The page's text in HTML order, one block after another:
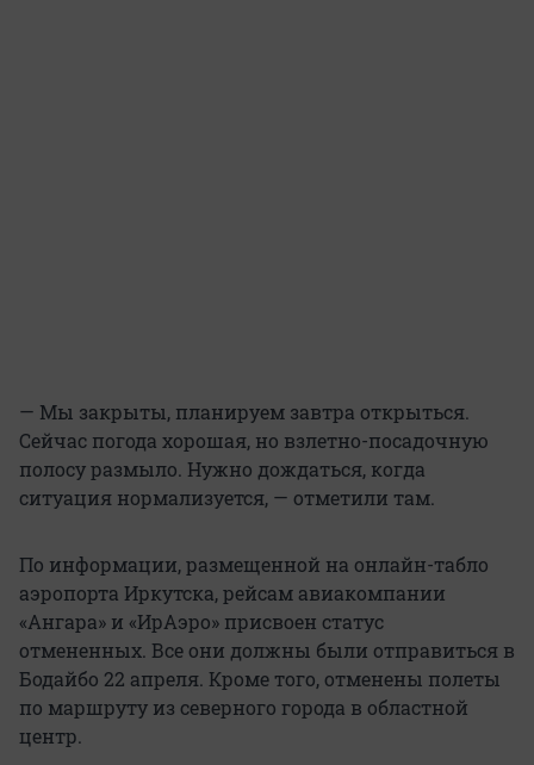
— Мы закрыты, планируем завтра открыться.
Сейчас погода хорошая, но взлетно-посадочную
полосу размыло. Нужно дождаться, когда
ситуация нормализуется, — отметили там.
По информации, размещенной на онлайн-табло
аэропорта Иркутска, рейсам авиакомпании
«Ангара» и «ИрАэро» присвоен статус
отмененных. Все они должны были отправиться в
Бодайбо 22 апреля. Кроме того, отменены полеты
по маршруту из северного города в областной
центр.